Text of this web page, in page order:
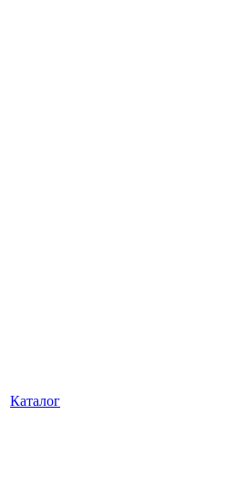
Каталог